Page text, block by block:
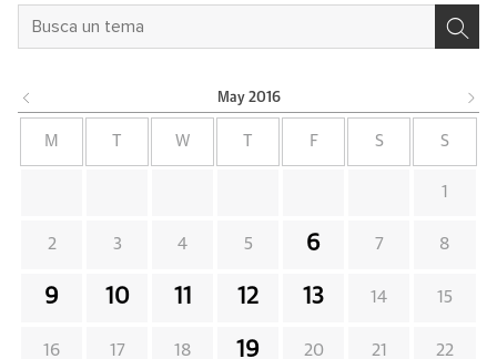
May 2016
M W F S S
1
2 3 4 5 6 7 8
9 10 11 12 13 14 15
16 17 18 19 20 21 22